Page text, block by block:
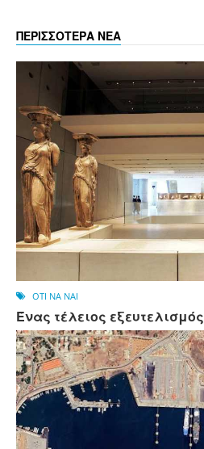
ΠΕΡΙΣΣΟΤΕΡΑ ΝΕΑ
OTI NA NAI
Ένας τέλειος εξευτελισμός